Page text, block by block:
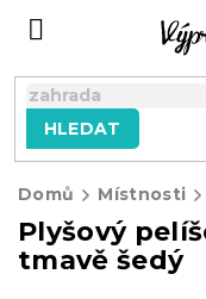
HLEDAT
Domů Místnosti
Plyšový
tmavě šedý